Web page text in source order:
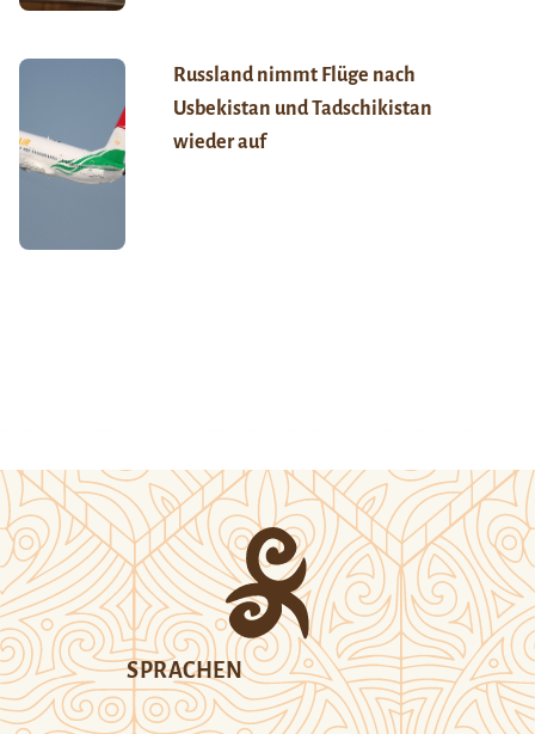
Russland nimmt Flüge nach
Usbekistan und Tadschikistan
wieder auf
SPRACHEN